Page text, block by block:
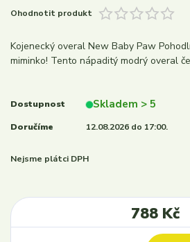
Ohodnotit produkt
Kojenecký overal New Baby Paw
miminko! Tento nápaditý modrý overal
Dostupnost Skladem > 5
Doručíme 12.08.2026 do 17:00.
Nejsme plátci DPH
788 Kč